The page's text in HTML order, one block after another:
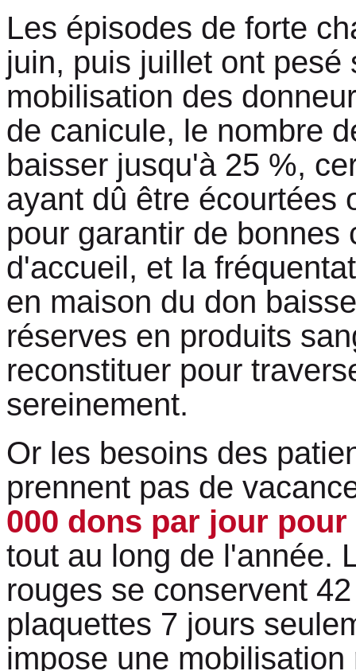
Les épisodes de forte
juin, puis juillet ont pesé
mobilisation des
de canicule, le nombre
baisser jusqu'à 25 %,
ayant dû être écourtées
pour garantir de bonnes
d'accueil, et la
en maison du don
réserves en produits
reconstituer pour
sereinement.
Or les besoins des
prennent pas de
000 dons par jour
tout au long de l'année.
rouges se conservent
plaquettes 7 jours
impose une mobilisation